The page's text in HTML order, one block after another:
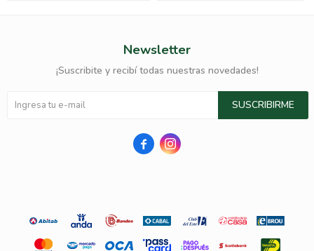
Newsletter
¡Suscribite y recibí todas nuestras novedades!
SUSCRIBIRME
 